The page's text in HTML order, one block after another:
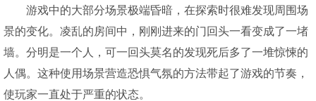
游戏中的大部分场景极端昏暗，在探索时很难发现周围场
景的变化。凌乱的房间中，刚刚进来的门回头一看变成了一堵
墙。分明是一个人，可一回头莫名的发现死后多了一堆惊悚的
人偶。这种使用场景营造恐惧气氛的方法带起了游戏的节奏，
使玩家一直处于严重的状态。